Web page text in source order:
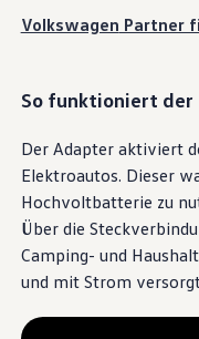
Volkswagen Partner
So funktioniert der
Der Adapter aktiviert
Elektroautos. Dieser
Hochvoltbatterie zu
Über die
Camping- und
und mit Strom